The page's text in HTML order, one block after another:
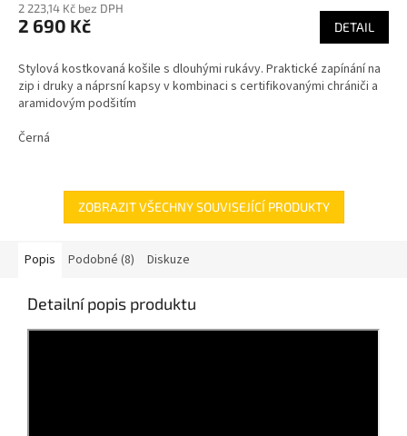
2 223,14 Kč bez DPH
2 690 Kč DETAIL
Stylová kostkovaná košile s dlouhými rukávy. Praktické zapínání na
zip i druky a náprsní kapsy v kombinaci s certifikovanými chrániči a
aramidovým podšitím
Černá
ZOBRAZIT VŠECHNY SOUVISEJÍCÍ PRODUKTY
Popis Podobné (8) Diskuze
Detailní popis produktu